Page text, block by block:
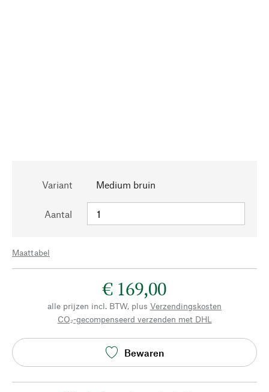
Variant Medium bruin
Aantal
Maattabel
€ 169,00
alle prijzen incl. BTW, plus Verzendingskosten
CO₂-gecompenseerd verzenden met DHL
Bewaren